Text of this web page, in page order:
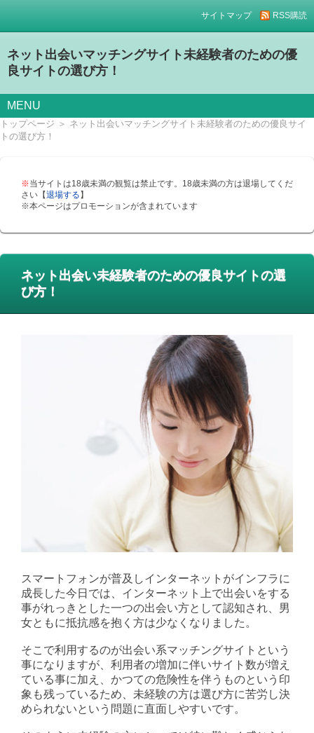
RSS購読
サイトマップ
ネット出会いマッチングサイト未経験者のための優
良サイトの選び方！
MENU
トップページ ＞ ネット出会いマッチングサイト未経験者のための優良サイ
トの選び方！
※当サイトは18歳未満の観覧は禁止です。18歳未満の方は退場してくだ
さい【退場する 】
※本ページはプロモーションが含まれています
ネット出会い未経験者のための優良サイトの選
び方！
スマートフォンが普及しインターネットがインフラに
成長した今日では、インターネット上で出会いをする
事がれっきとした一つの出会い方として認知され、男
女ともに抵抗感を抱く方は少なくなりました。
そこで利用するのが出会い系マッチングサイトという
事になりますが、利用者の増加に伴いサイト数が増え
ている事に加え、かつての危険性を伴うものという印
象も残っているため、未経験の方は選び方に苦労し決
められないという問題に直面しやすいです。